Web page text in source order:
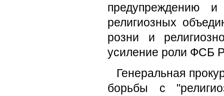
предупреждению
религиозных
розни и
усиление роли ФСБ
Генеральная
борьбы с